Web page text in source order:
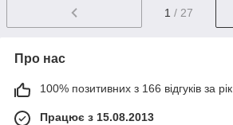
1 / 27
Про нас
100% позитивних з 166 відгуків за рік
Працює з 15.08.2013